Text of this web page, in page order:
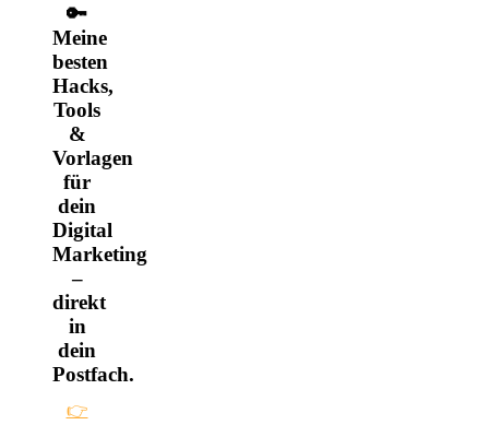
🔑
Meine
besten
Hacks,
Tools
&
Vorlagen
für
dein
Digital
Marketing
–
direkt
in
dein
Postfach.
👉